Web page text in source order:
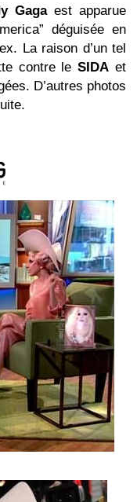
Gagaest apparue
déguisée en
La raison d’un tel
contre leSIDA et
D’autres photos